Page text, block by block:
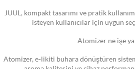
JUUL, kompakt tasarımı ve pratik
isteyen kullanıcılar için uygun
Atomizer ne işe
Atomizer, e-likiti buhara dönüştüren